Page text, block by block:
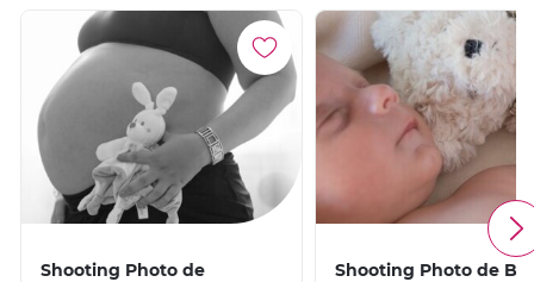
Shooting Photo de
Shooting Photo de